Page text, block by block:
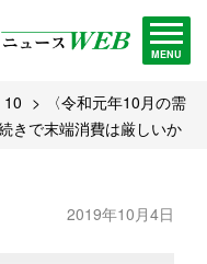
MENU
10
〈令和元年10月の需
きで末端消費は厳しいか
2019年10月4日